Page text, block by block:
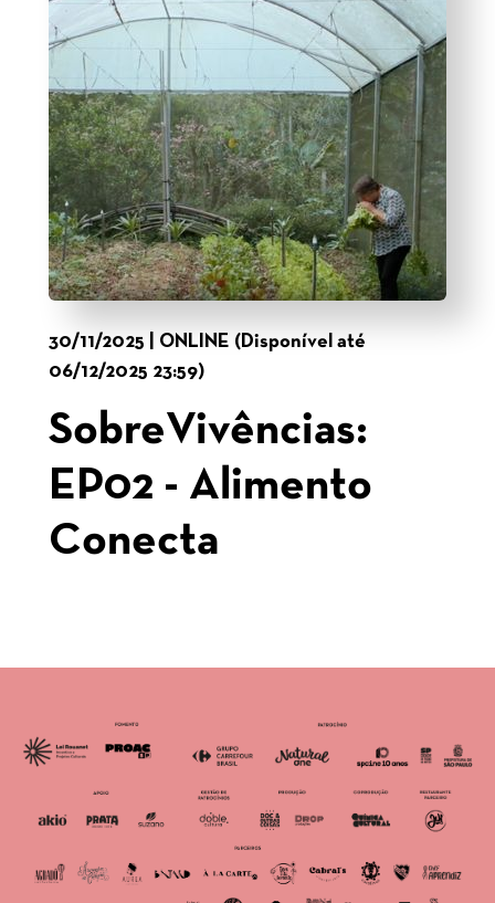
30/11/2025 | ONLINE (Disponível até
06/12/2025 23:59)
SobreVivências:
EP02 - Alimento
Conecta